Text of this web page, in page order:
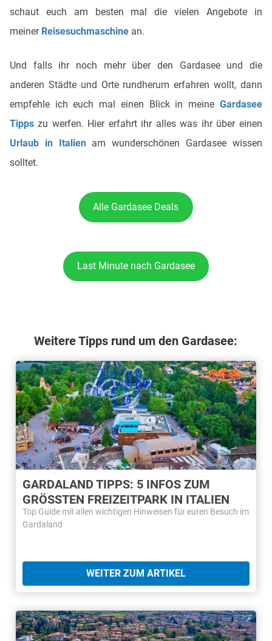
schaut euch am besten mal die vielen Angebote in
meiner Reisesuchmaschine an.
Und falls ihr noch mehr über den Gardasee und die
anderen Städte und Orte rundherum erfahren wollt, dann
empfehle ich euch mal einen Blick in meine Gardasee
Tipps zu werfen. Hier erfahrt ihr alles was ihr über einen
Urlaub in Italienam wunderschönen Gardasee wissen
solltet.
Alle Gardasee Deals
Last Minute nach Gardasee
Weitere Tipps rund um den Gardasee:
GARDALAND TIPPS: 5 INFOS ZUM
GRÖSSTEN FREIZEITPARK IN ITALIEN
Top Guide mit allen wichtigen Hinweisen für euren Besuch im
Gardaland
WEITER ZUM ARTIKEL